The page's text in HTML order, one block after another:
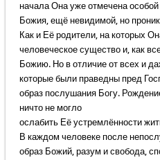
начала Она уже отмечена
Божия, ещё невидимой, но
Как и Её родители, на которых
человеческое существо и, как
Божию. Но в отличие от всех и
которые были праведны пред
образ послушания Богу.
ничто не могло
ослабить Её устремлённости
В каждом человеке после
образ Божий, разум и свобода,